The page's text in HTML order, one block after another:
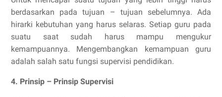
berdasarkan pada tujuan – tujuan sebelumnya. Ada
hirarki kebutuhan yang harus selaras. Setiap guru pada
suatu saat sudah harus mampu mengukur
kemampuannya. Mengembangkan kemampuan guru
adalah salah satu fungsi supervisi pendidikan.
4. Prinsip – Prinsip Supervisi